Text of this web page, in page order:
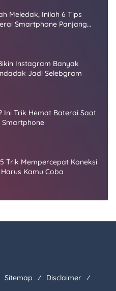
Meledak, Inilah 6 Tips
Smartphone Panjang
Instagram Banyak
Jadi Selebgram
Ini Trik Hemat Baterai Saat
Smartphone
Trik Mempercepat Koneksi
Kamu Coba
Sitemap
Disclaimer